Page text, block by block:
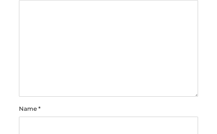
Name *